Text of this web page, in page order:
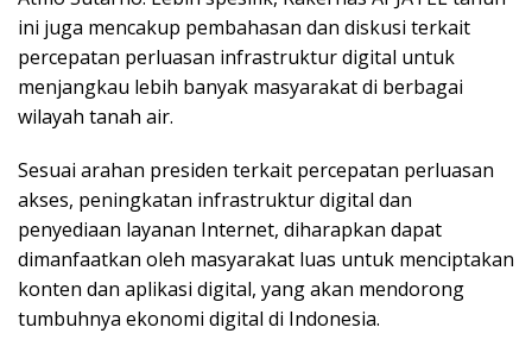
ini juga mencakup pembahasan dan diskusi terkait
percepatan perluasan infrastruktur digital untuk
menjangkau lebih banyak masyarakat di berbagai
wilayah tanah air.
Sesuai arahan presiden terkait percepatan perluasan
akses, peningkatan infrastruktur digital dan
penyediaan layanan Internet, diharapkan dapat
dimanfaatkan oleh masyarakat luas untuk menciptakan
konten dan aplikasi digital, yang akan mendorong
tumbuhnya ekonomi digital di Indonesia.